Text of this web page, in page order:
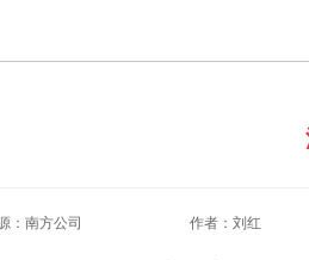
：南方公司 作者：刘红